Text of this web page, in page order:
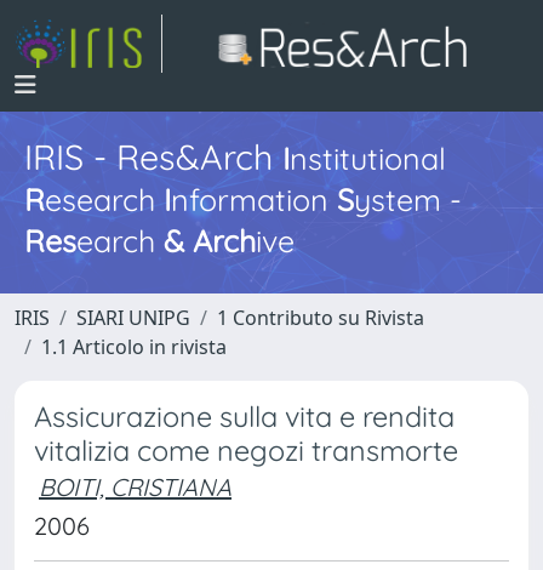
IRIS - Res&ArchInstitutional
Research InformationSystem -
Research & Archive
IRIS SIARI UNIPG
1 Contributo su Rivista
1.1 Articolo in rivista
Assicurazione sulla vita e rendita
vitalizia come negozi transmorte
BOITI, CRISTIANA
2006